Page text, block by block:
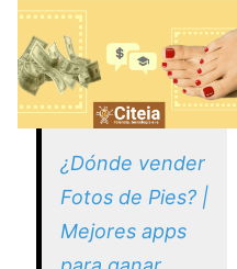
¿Dónde vender
Fotos de Pies? |
Mejores apps